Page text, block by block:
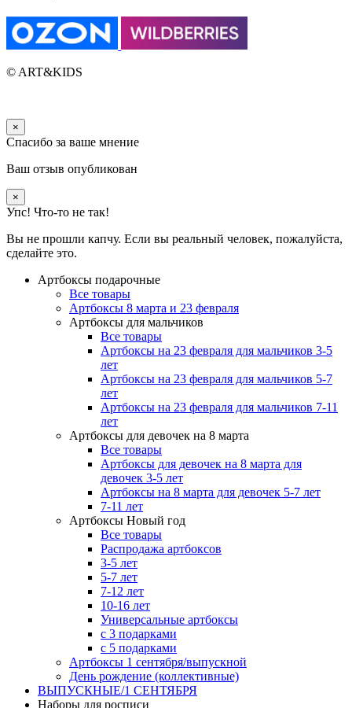
© ART&KIDS
×
Спасибо за ваше мнение
Ваш отзыв опубликован
×
Упс! Что-то не так!
Вы не прошли капчу. Если вы реальный человек, пожалуйста,
сделайте это.
Артбоксы подарочные
Все товары
Артбоксы 8 марта и 23 февраля
Артбоксы для мальчиков
Все товары
Артбоксы на 23 февраля для мальчиков 3-5
лет
Артбоксы на 23 февраля для мальчиков 5-7
лет
Артбоксы на 23 февраля для мальчиков 7-11
лет
Артбоксы для девочек на 8 марта
Все товары
Артбоксы для девочек на 8 марта для
девочек 3-5 лет
Артбоксы на 8 марта для девочек 5-7 лет
7-11 лет
Артбоксы Новый год
Все товары
Распродажа артбоксов
3-5 лет
5-7 лет
7-12 лет
10-16 лет
Универсальные артбоксы
с 3 подарками
с 5 подарками
Артбоксы 1 сентября/выпускной
День рождение (коллективные)
ВЫПУСКНЫЕ/1 СЕНТЯБРЯ
Наборы для росписи